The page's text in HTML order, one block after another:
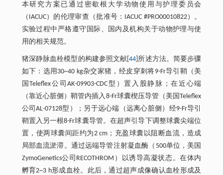
本研究方案已通过密歇根大学动物使用与护理委员会
（IACUC）的伦理审查（批准号：IACUC #PRO00010822）。
实验过程中严格遵守国际、国内及机构关于动物护理与使
用的相关规范。
猪深静脉血栓模型的构建参照文献[44 ]所述方法。简要步骤
如下：选用30~40 kg杂交家猪，经皮穿刺将9-Fr导引鞘（美
国Teleflex公司AK-09903-CDC型）置入股静脉；在近心端
（靠近心脏侧）鞘管内插入8-Fr球囊楔压导管（美国Teleflex
公司AL-07128型）；另于远心端（远离心脏侧）经9-Fr导引
鞘置入另一根8-Fr球囊导管。在超声引导下调整球囊尖端位
置，使两球囊间距约为2 cm；充盈球囊以阻断血流，造成
局部血流淤滞。通过远端导管注射凝血酶（500单位，美国
ZymoGenetics公司RECOTHROM）以诱导高凝状态。在体内
孵育2~3 h形成血栓。此后，通过超声成像确认血栓形成及